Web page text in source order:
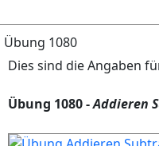
Übung 1080
Dies sind die Angaben
Übung 1080 -Addieren